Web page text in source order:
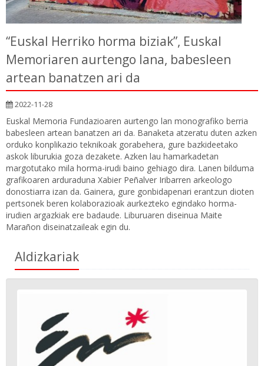
“Euskal Herriko horma biziak”, Euskal
Memoriaren aurtengo lana, babesleen
artean banatzen ari da
2022-11-28
Euskal Memoria Fundazioaren aurtengo lan monografiko berria
babesleen artean banatzen ari da. Banaketa atzeratu duten azken
orduko konplikazio teknikoak gorabehera, gure bazkideetako
askok liburukia goza dezakete. Azken lau hamarkadetan
margotutako mila horma-irudi baino gehiago dira. Lanen bilduma
grafikoaren arduraduna Xabier Peñalver Iribarren arkeologo
donostiarra izan da. Gainera, gure gonbidapenari erantzun dioten
pertsonek beren kolaborazioak aurkezteko egindako horma-
irudien argazkiak ere badaude. Liburuaren diseinua Maite
Marañon diseinatzaileak egin du.
Aldizkariak